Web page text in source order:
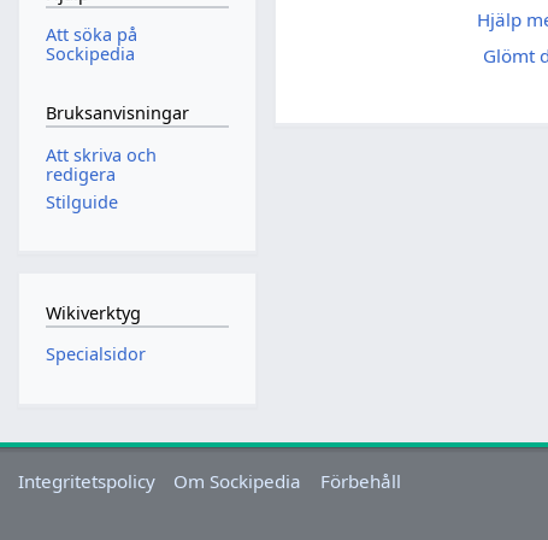
Hjälp
Glömt
Att söka på
Sockipedia
Bruksanvisningar
Att skriva och
redigera
Stilguide
Wikiverktyg
Specialsidor
Integritetspolicy Om Sockipedia Förbehåll